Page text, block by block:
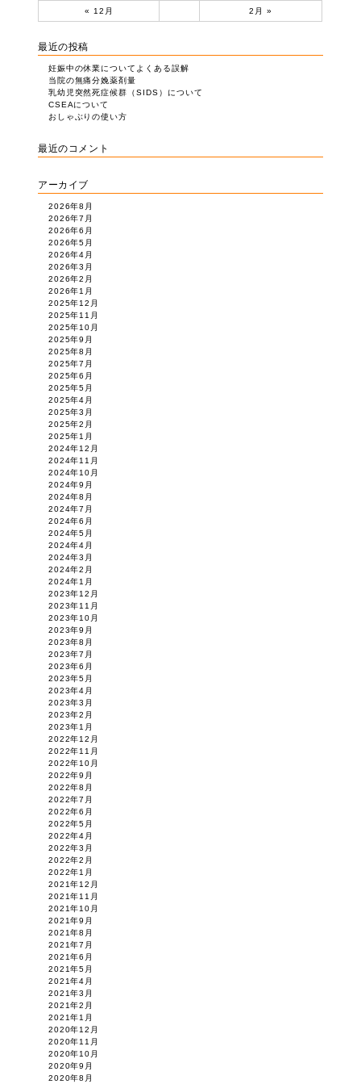
« 12月 2月 »
最近の投稿
妊娠中の休業についてよくある誤解
当院の無痛分娩薬剤量
乳幼児突然死症候群（SIDS）について
CSEAについて
おしゃぶりの使い方
最近のコメント
アーカイブ
2026年8月
2026年7月
2026年6月
2026年5月
2026年4月
2026年3月
2026年2月
2026年1月
2025年12月
2025年11月
2025年10月
2025年9月
2025年8月
2025年7月
2025年6月
2025年5月
2025年4月
2025年3月
2025年2月
2025年1月
2024年12月
2024年11月
2024年10月
2024年9月
2024年8月
2024年7月
2024年6月
2024年5月
2024年4月
2024年3月
2024年2月
2024年1月
2023年12月
2023年11月
2023年10月
2023年9月
2023年8月
2023年7月
2023年6月
2023年5月
2023年4月
2023年3月
2023年2月
2023年1月
2022年12月
2022年11月
2022年10月
2022年9月
2022年8月
2022年7月
2022年6月
2022年5月
2022年4月
2022年3月
2022年2月
2022年1月
2021年12月
2021年11月
2021年10月
2021年9月
2021年8月
2021年7月
2021年6月
2021年5月
2021年4月
2021年3月
2021年2月
2021年1月
2020年12月
2020年11月
2020年10月
2020年9月
2020年8月